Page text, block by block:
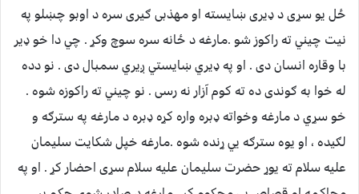
ځل یو سړی د ډیری ښایسته او مهذبی ګیری سره د اوبو چښلو په
نیت چیني ته راکوز شو .مارغه د ځانه سره سوچ وکړ . چي دا خو ډیر
با وقاره انسان دی . او په ډیري ښایستي ږیري سمبال دی . نو دده
له خوا به ګوندی ده ته کوم آزار نه رسی . نو چیني ته راکوزه شوه .
خو سړي د مارغه وخواته ډبره واره کړه ډبره د مارغه په سترګه و
لګیده ، او یوه سترګه یي ړنده شوه .مارغه خپل شکایت سلیمان
علیه سلام ته یوړ حضرت سلیمان علیه سلام سړی احضار کړ . او په